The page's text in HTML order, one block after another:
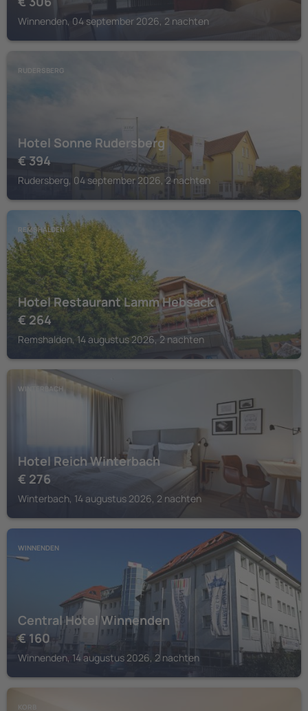
Winnenden, 04 september 2026, 2 nachten
RUDERSBERG
Hotel Sonne Rudersberg
€ 394
Rudersberg, 04 september 2026, 2 nachten
REMSHALDEN
Hotel Restaurant Lamm Hebsack
€ 264
Remshalden, 14 augustus 2026, 2 nachten
WINTERBACH
Hotel Reich Winterbach
€ 276
Winterbach, 14 augustus 2026, 2 nachten
WINNENDEN
Central Hotel Winnenden
€ 160
Winnenden, 14 augustus 2026, 2 nachten
KORB